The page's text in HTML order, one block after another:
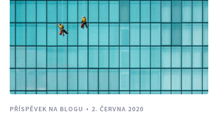
PŘÍSPĚVEK NA BLOGU 2. ČERVNA 2020